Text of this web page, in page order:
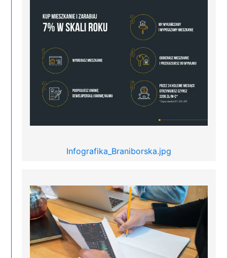
Infografika_Braniborska.jpg